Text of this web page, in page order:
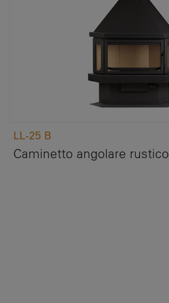
LL-25 B
Caminetto angolare rustico